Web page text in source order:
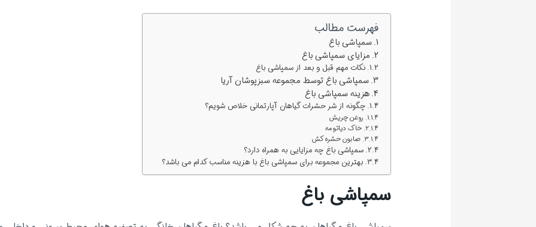
فهرست مطالب
سمپاشی باغ
مزایای سمپاشی باغ
نکات مهم قبل و بعد از سمپاشی باغ
سمپاشی باغ توسط مجموعه سبزپوشان آریا
هزینه سمپاشی باغ
چگونه از شر حشرات گیاهان آپارتمانی خلاص شویم؟
روغن چریش
خاک دیاتومه
صابون حشره کش
سمپاشی باغ چه مزایایی به همراه دارد؟
بهترین مجموعه برای سمپاشی باغ با هزینه مناسب کدام می باشد؟
سمپاشی باغ